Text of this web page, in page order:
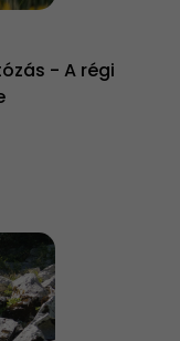
- A régi